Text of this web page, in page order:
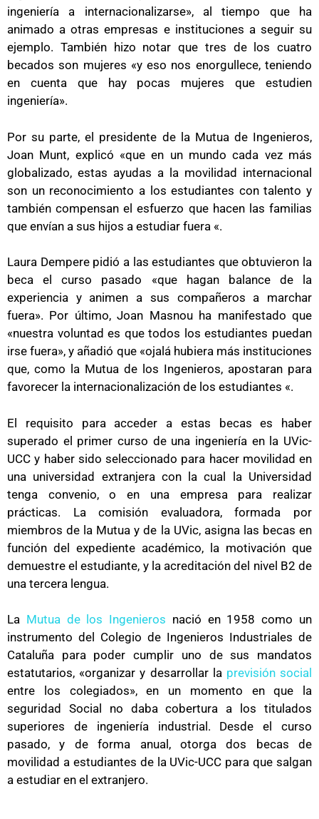
ingeniería a internacionalizarse», al tiempo que ha
animado a otras empresas e instituciones a seguir su
ejemplo. También hizo notar que tres de los cuatro
becados son mujeres «y eso nos enorgullece, teniendo
en cuenta que hay pocas mujeres que estudien
ingeniería».
Por su parte, el presidente de la Mutua de Ingenieros,
Joan Munt, explicó «que en un mundo cada vez más
globalizado, estas ayudas a la movilidad internacional
son un reconocimiento a los estudiantes con talento y
también compensan el esfuerzo que hacen las familias
que envían a sus hijos a estudiar fuera «.
Laura Dempere pidió a las estudiantes que obtuvieron la
beca el curso pasado «que hagan balance de la
experiencia y animen a sus compañeros a marchar
fuera». Por último, Joan Masnou ha manifestado que
«nuestra voluntad es que todos los estudiantes puedan
irse fuera», y añadió que «ojalá hubiera más instituciones
que, como la Mutua de los Ingenieros, apostaran para
favorecer la internacionalización de los estudiantes «.
El requisito para acceder a estas becas es haber
superado el primer curso de una ingeniería en la UVic-
UCC y haber sido seleccionado para hacer movilidad en
una universidad extranjera con la cual la Universidad
tenga convenio, o en una empresa para realizar
prácticas. La comisión evaluadora, formada por
miembros de la Mutua y de la UVic, asigna las becas en
función del expediente académico, la motivación que
demuestre el estudiante, y la acreditación del nivel B2 de
una tercera lengua.
La Mutua de los Ingenieros nació en 1958 como un
instrumento del Colegio de Ingenieros Industriales de
Cataluña para poder cumplir uno de sus mandatos
estatutarios, «organizar y desarrollar la previsión social
entre los colegiados», en un momento en que la
seguridad Social no daba cobertura a los titulados
superiores de ingeniería industrial. Desde el curso
pasado, y de forma anual, otorga dos becas de
movilidad a estudiantes de la UVic-UCC para que salgan
a estudiar en el extranjero.